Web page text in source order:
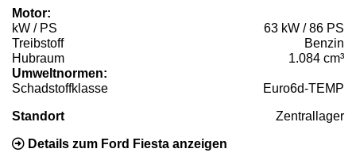
Motor:
kW / PS
63 kW / 86 PS
Treibstoff
Benzin
Hubraum
1.084 cm³
Umweltnormen:
Schadstoffklasse
Euro6d-TEMP
Standort Zentrallager
Details zum Ford Fiesta anzeigen